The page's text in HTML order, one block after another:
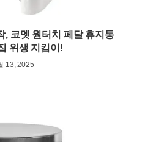
, 코멧 원터치 페달 휴지통
위생 지킴이!
13, 2025